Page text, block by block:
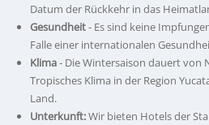
Datum der Rückkehr in das
Gesundheit- Es sind keine
Falle einer internationalen
Klima- Die Wintersaison dauert von
Tropisches Klima in der Region
Land.
Unterkunft:Wir bieten Hotels der